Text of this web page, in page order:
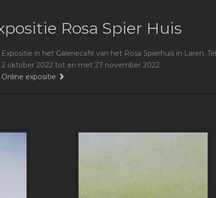
Rosa Spier Huis
Expositie in het Galeriecafé van het Rosa Spierhuis in Laren.
2 oktober 2022 tot en met 27 november 2022
Online expositie